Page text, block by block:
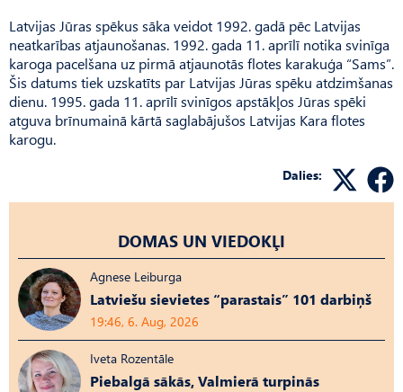
Latvijas Jūras spēkus sāka veidot 1992. gadā pēc Latvijas
neatkarības atjaunošanas. 1992. gada 11. aprīlī notika svinīga
karoga pacelšana uz pirmā atjaunotās flotes karakuģa “Sams”.
Šis datums tiek uzskatīts par Latvijas Jūras spēku atdzimšanas
dienu. 1995. gada 11. aprīlī svinīgos apstākļos Jūras spēki
atguva brīnumainā kārtā saglabājušos Latvijas Kara flotes
karogu.
Dalies:
DOMAS UN VIEDOKĻI
Agnese Leiburga
Latviešu sievietes “parastais” 101 darbiņš
19:46, 6. Aug, 2026
Iveta Rozentāle
Piebalgā sākās, Valmierā turpinās